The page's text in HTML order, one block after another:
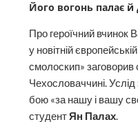
Його вогонь палає й
Про героїчний вчинок
у новітній
смолоскип» заговорив
Чехословаччині.
бою «за нашу і вашу
студентЯн Палах.